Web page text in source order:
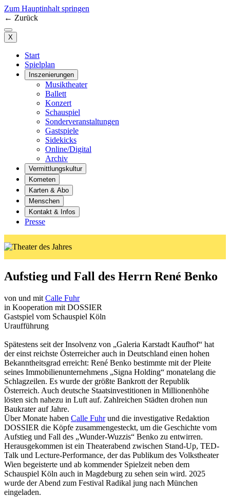
Zum Hauptinhalt springen
← Zurück
X
Start
Spielplan
Inszenierungen
Musiktheater
Ballett
Konzert
Schauspiel
Sonderveranstaltungen
Gastspiele
Sidekicks
Online/Digital
Archiv
Vermittlungskultur
Kometen
Karten & Abo
Menschen
Kontakt & Infos
Presse
Aufstieg und Fall des Herrn René Benko
von und mit Calle Fuhr
in Kooperation mit DOSSIER
Gastspiel vom Schauspiel Köln
Uraufführung
Spätestens seit der Insolvenz von „Galeria Karstadt Kaufhof“ hat
der einst reichste Österreicher auch in Deutschland einen hohen
Bekanntheitsgrad erreicht: René Benko bestimmte mit der Pleite
seines Immobilienunternehmens „Signa Holding“ monatelang die
Schlagzeilen. Es wurde der größte Bankrott der Republik
Österreich. Auch deutsche Staatsinvestitionen in Millionenhöhe
lösten sich nahezu in Luft auf. Zahlreichen Städten drohen nun
Baukrater auf Jahre.
Über Monate haben Calle Fuhrund die investigative Redaktion
DOSSIER die Köpfe zusammengesteckt, um die Geschichte vom
Aufstieg und Fall des „Wunder-Wuzzis“ Benko zu entwirren.
Herausgekommen ist ein Theaterabend zwischen Stand-Up, TED-
Talk und Lecture-Performance, der das Publikum des Volkstheater
Wien begeisterte und ab kommender Spielzeit neben dem
Schauspiel Köln auch in Magdeburg zu sehen sein wird. 2025
wurde der Abend zum Festival Radikal jung nach München
eingeladen.